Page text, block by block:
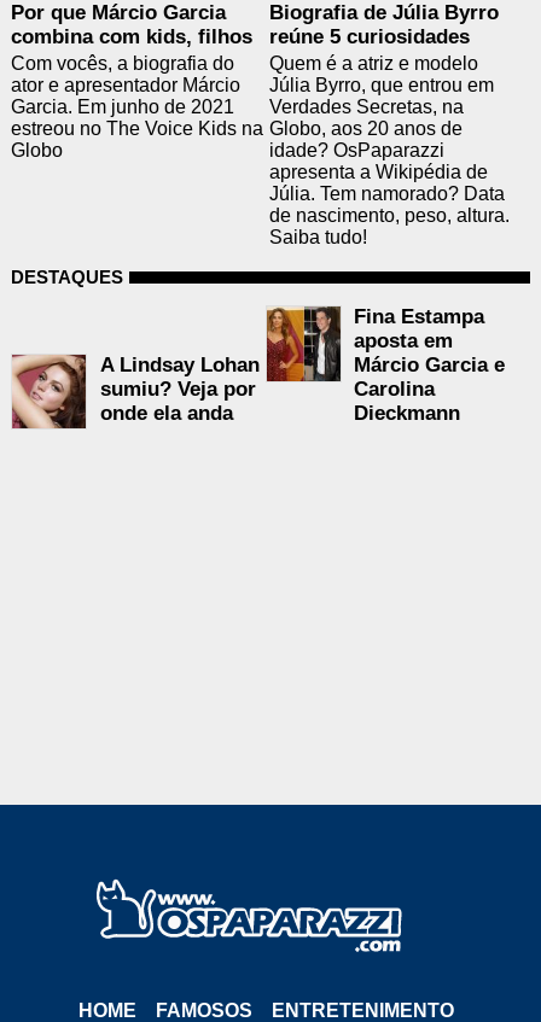
Por que Márcio Garcia
combina com kids, filhos
Com vocês, a biografia do
ator e apresentador Márcio
Garcia. Em junho de 2021
estreou no The Voice Kids na
Globo
Biografia de Júlia Byrro
reúne 5 curiosidades
Quem é a atriz e modelo
Júlia Byrro, que entrou em
Verdades Secretas, na
Globo, aos 20 anos de
idade? OsPaparazzi
apresenta a Wikipédia de
Júlia. Tem namorado? Data
de nascimento, peso, altura.
Saiba tudo!
DESTAQUES
A Lindsay Lohan
sumiu? Veja por
onde ela anda
Fina Estampa
aposta em
Márcio Garcia e
Carolina
Dieckmann
HOME FAMOSOS ENTRETENIMENTO